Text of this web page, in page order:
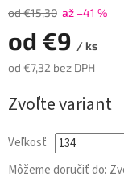
od €15,30 až –41 %
od €9 / ks
od €7,32 bez DPH
cena:
Zvoľte variant
Veľkosť
Môžeme doručiť do: